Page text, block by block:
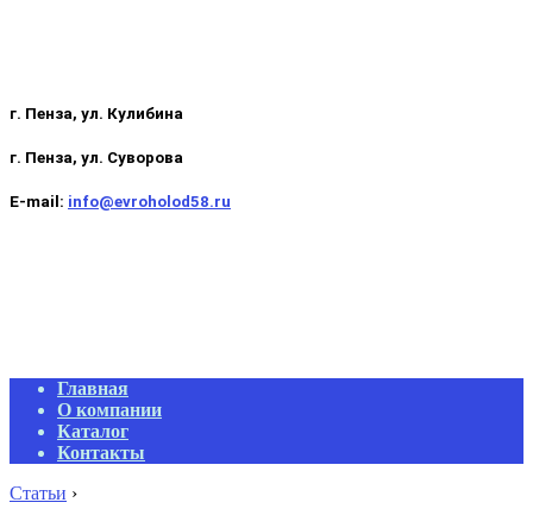
г. Пенза, ул. Кулибина
г. Пенза, ул. Суворова
E-mail: info@evroholod58.ru
Primary
Navigation
Menu
Главная
О компании
Каталог
Контакты
Статьи ›